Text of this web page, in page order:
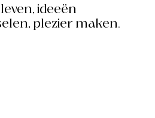
ideeën
plezier maken.